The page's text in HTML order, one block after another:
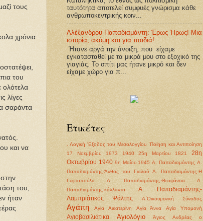
τους
χρόνια
του
ολότελα
λίγες
σαράντα
και να
του,
ήταν
ταυτότητα αποτελεί συμφυές γνώρισμα κάθε
ανθρωποκεντρικής κοιν...
Αλέξανδρου Παπαδιαμάντη: Έρως Ήρως! Μια
ιστορία, ακόμη και για παιδιά!
Ήτανε αργά την άνοιξη, που είχαμε
εγκατασταθεί με τα μικρά μου στο εξοχικό της
γιαγιάς. Το σπίτι μας ήτανε μικρό και δεν
είχαμε χώρο για π...
Ετικέτες
. Λογική 'Εξοδος του Μεσολογγίου ΄Ποίηση και Αντιποίηση
17 Νοεμβρίου 1973
1940 25η Μαρτίου 1821
28η
Οκτωβρίου 1940 9η Μαίου 1945 Α. Παπαδιαμάντης Α.
Παπαδιαμάντης-Άνθος του Γιαλού
Α. Παπαδιαμάντης-Η
Γυφτοπούλα
Α. Παπαδιαμάντης-Θεοφάνεια
Α.
Παπαδιαμάντης-κάλλαντα
Α. Παπαδιαμάντης-
Λαμπριάτικος Ψάλτης
Α΄Οικουμενική Σύνοδος
Αγάπη Αγία Αικατερίνη Αγία Άννα Αγία Υπομονή
Αγιοβασιλιάτικα Αγιολόγιο
Άγιος Ανδρέας ο